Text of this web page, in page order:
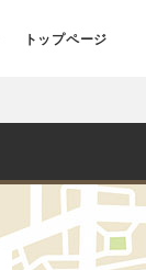
トップページ